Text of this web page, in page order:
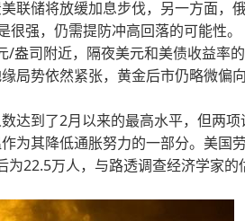
联储将放缓加息步伐，另一方面，
强，仍需提防冲高回落的可能性。
盎司附近，隔夜美元和美债收益率
势依然紧张，黄金后市仍略微偏
达到了2月以来的最高水平，但两
为其降低通胀努力的一部分。美国
22.5万人，与路透调查经济学家的